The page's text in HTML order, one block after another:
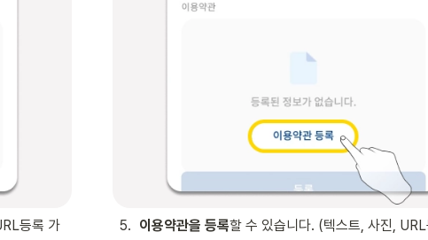
등록 가
5. 이용약관을 등록할 수 있습니다. (텍스트, 사진,